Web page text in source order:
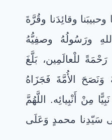
وقائِدَنا وقُرَّةَ
ورَسُولُهُ وصفِيُّهُ
للْعالَمِين، بَلَّغَ
وَنَصَحَ الأُمَّةَ فَجَزَاهُ
مِنْ أَنْبِيائِه. اللَّهُمَّ
سَيّدِنا محمدٍ وَعَلَى